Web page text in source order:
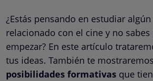
¿Estás pensando en estudiar
relacionado con el cine y no
empezar? En este artículo
tus ideas. También te
posibilidades formativas que